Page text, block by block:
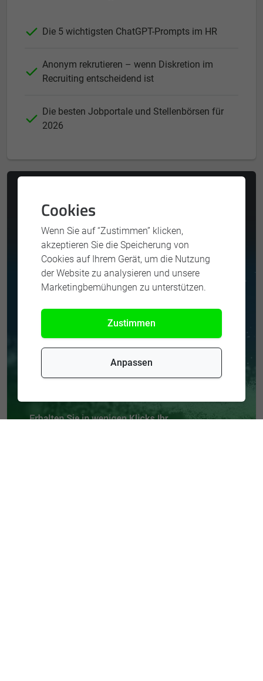
Die 5 wichtigsten ChatGPT-Prompts im HR
Anonym rekrutieren – wenn Diskretion im
Recruiting entscheidend ist
Die besten Jobportale und Stellenbörsen für
2026
Cookies
Wenn Sie auf “Zustimmen” klicken,
akzeptieren Sie die Speicherung von
Cookies auf Ihrem Gerät, um die Nutzung
der Website zu analysieren und unsere
Marketingbemühungen zu unterstützen.
Zustimmen
Anpassen